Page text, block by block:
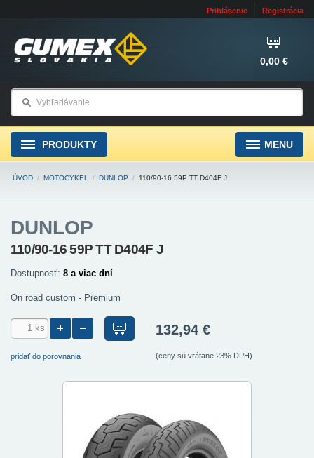
Prihlásenie Registrácia
0,00 €
PRODUKTY MENU
ÚVOD / MOTOCYKEL / DUNLOP / 110/90-16 59P TT D404F J
DUNLOP
110/90-16 59P TT D404F J
Dostupnosť: 8 a viac dní
On road custom - Premium
pridať do porovnania
132,94 €
(ceny sú vrátane 23% DPH)